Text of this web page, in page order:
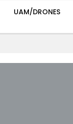
UAM/DRONES